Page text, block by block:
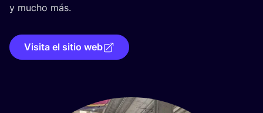
y mucho más.
Visita el sitio web